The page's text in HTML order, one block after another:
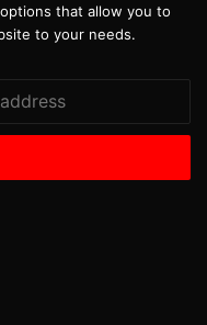
that allow you to
to your needs.